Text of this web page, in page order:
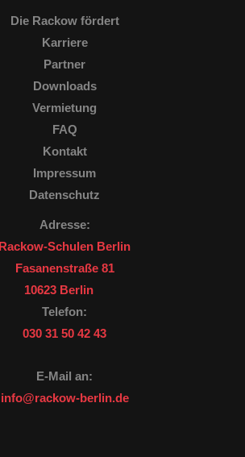
Die Rackow fördert
Karriere
Partner
Downloads
Vermietung
FAQ
Kontakt
Impressum
Datenschutz
Adresse:
Rackow-Schulen Berlin
Fasanenstraße 81
10623 Berlin
Telefon:
030 31 50 42 43
E-Mail an:
info@rackow-berlin.de